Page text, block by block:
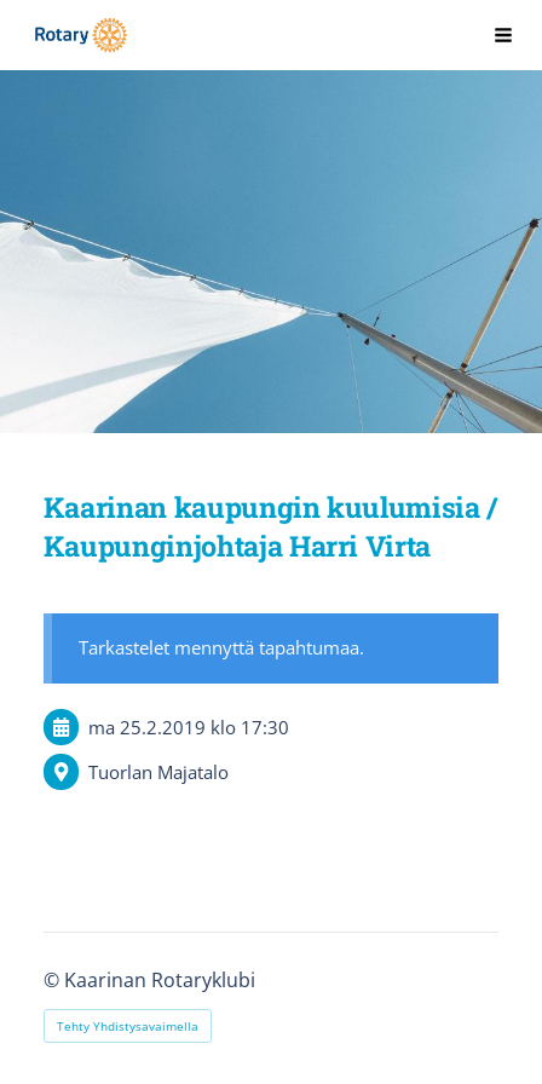
Siirry
Kaarinan Rotaryklubi
Kaarinan kaupungin kuulumisia /
Kaupunginjohtaja Harri Virta
Tarkastelet mennyttä tapahtumaa.
ma 25.2.2019 klo 17:30
Tuorlan Majatalo
© Kaarinan Rotaryklubi
Tehty Yhdistysavaimella